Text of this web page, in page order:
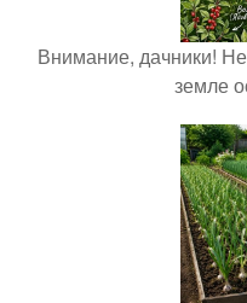
Внимание, дачники!
земле